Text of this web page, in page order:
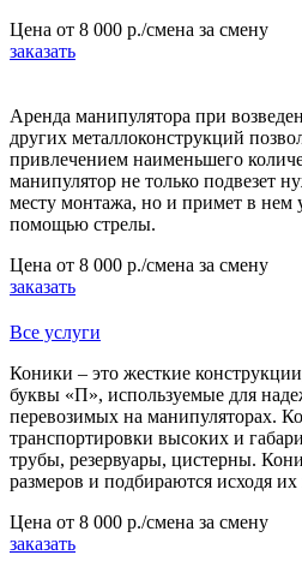
Цена от 8 000 р./смена за смену
заказать
Аренда манипулятора при
других металлоконструкций
привлечением наименьшего
манипулятор не только подвезет
месту монтажа, но и примет в нем
помощью стрелы.
Цена от 8 000 р./смена за смену
заказать
Все услуги
Коники – это жесткие
буквы «П», используемые для
перевозимых на манипуляторах.
транспортировки высоких и
трубы, резервуары, цистерны.
размеров и подбираются исходя их
Цена от 8 000 р./смена за смену
заказать